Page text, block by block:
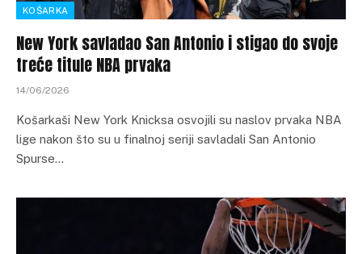
KOŠARKA
New York savladao San Antonio i stigao do svoje
treće titule NBA prvaka
14/06/2026
Košarkaši New York Knicksa osvojili su naslov prvaka NBA
lige nakon što su u finalnoj seriji savladali San Antonio
Spurse…